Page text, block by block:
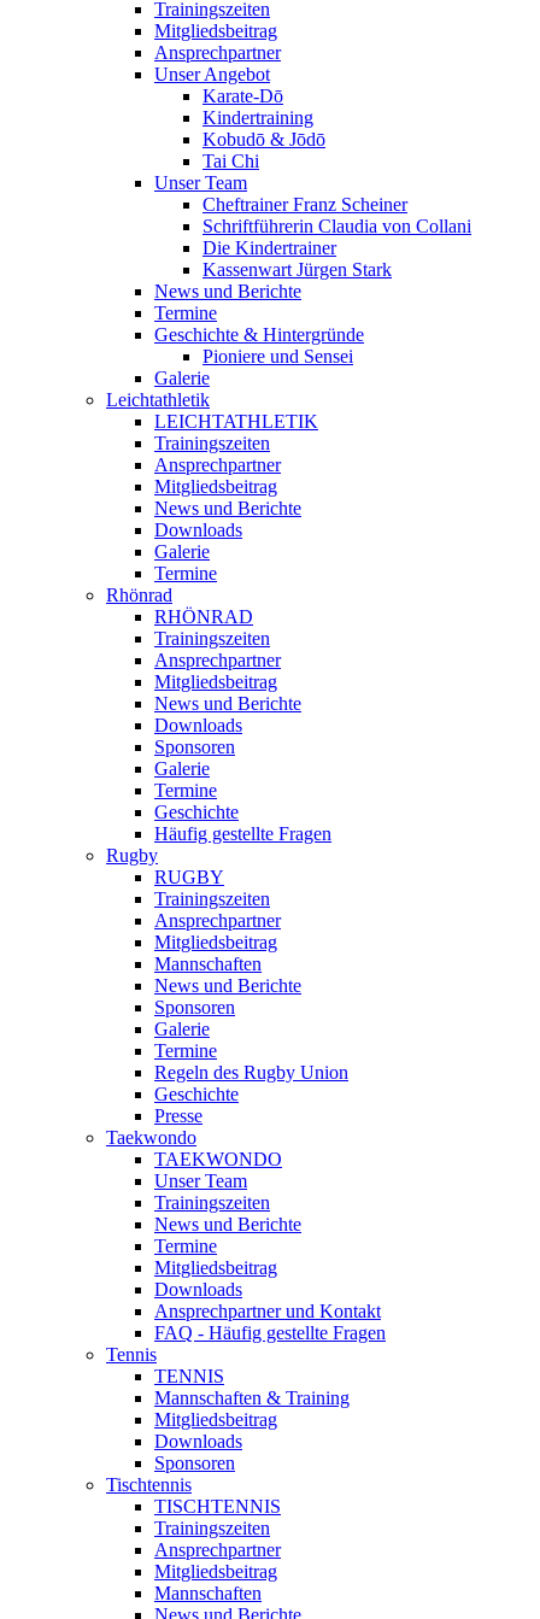
Trainingszeiten
Mitgliedsbeitrag
Ansprechpartner
Unser Angebot
Karate-Dō
Kindertraining
Kobudō & Jōdō
Tai Chi
Unser Team
Cheftrainer Franz Scheiner
Schriftführerin Claudia von Collani
Die Kindertrainer
Kassenwart Jürgen Stark
News und Berichte
Termine
Geschichte & Hintergründe
Pioniere und Sensei
Galerie
Leichtathletik
LEICHTATHLETIK
Trainingszeiten
Ansprechpartner
Mitgliedsbeitrag
News und Berichte
Downloads
Galerie
Termine
Rhönrad
RHÖNRAD
Trainingszeiten
Ansprechpartner
Mitgliedsbeitrag
News und Berichte
Downloads
Sponsoren
Galerie
Termine
Geschichte
Häufig gestellte Fragen
Rugby
RUGBY
Trainingszeiten
Ansprechpartner
Mitgliedsbeitrag
Mannschaften
News und Berichte
Sponsoren
Galerie
Termine
Regeln des Rugby Union
Geschichte
Presse
Taekwondo
TAEKWONDO
Unser Team
Trainingszeiten
News und Berichte
Termine
Mitgliedsbeitrag
Downloads
Ansprechpartner und Kontakt
FAQ - Häufig gestellte Fragen
Tennis
TENNIS
Mannschaften & Training
Mitgliedsbeitrag
Downloads
Sponsoren
Tischtennis
TISCHTENNIS
Trainingszeiten
Ansprechpartner
Mitgliedsbeitrag
Mannschaften
News und Berichte